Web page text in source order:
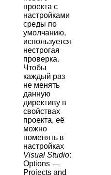
проекта с
настройками
среды по
умолчанию,
используется
нестрогая
проверка.
Чтобы
каждый раз
не менять
данную
директиву в
свойствах
проекта, её
можно
поменять в
настройках
Visual Studio:
Options —
Projects and